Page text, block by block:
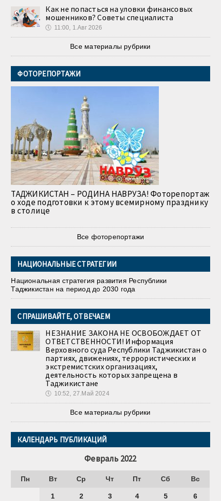
Как не попасться на уловки финансовых
мошенников? Советы специалиста
🕔 11:00, 1.Авг 2026
Все материалы рубрики
ФОТОРЕПОРТАЖИ
ТАДЖИКИСТАН – РОДИНА НАВРУЗА! Фоторепортаж
о ходе подготовки к этому всемирному празднику
в столице
Все фоторепортажи
НАЦИОНАЛЬНЫЕ СТРАТЕГИИ
Национальная стратегия развития Республики
Таджикистан на период до 2030 года
СПРАШИВАЙТЕ, ОТВЕЧАЕМ
НЕЗНАНИЕ ЗАКОНА НЕ ОСВОБОЖДАЕТ ОТ
ОТВЕТСТВЕННОСТИ! Информация
Верховного суда Республики Таджикистан о
партиях, движениях, террористических и
экстремистских организациях,
деятельность которых запрещена в
Таджикистане
🕔 10:52, 27.Май 2024
Все материалы рубрики
КАЛЕНДАРЬ ПУБЛИКАЦИЙ
Февраль 2022
Пн Вт Ср Чт Пт Сб Вс
1 2 3 4 5 6